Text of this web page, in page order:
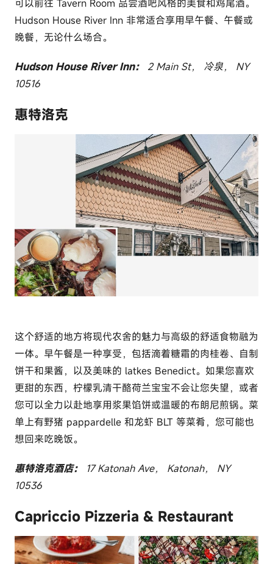
可以前往 Tavern Room 品尝酒吧风格的美食和鸡尾酒。
Hudson House River Inn 非常适合享用早午餐、午餐或
晚餐，无论什么场合。
Hudson House River Inn： 2 Main St， 冷泉， NY
10516
惠特洛克
这个舒适的地方将现代农舍的魅力与高级的舒适食物融为
一体。早午餐是一种享受，包括滴着糖霜的肉桂卷、自制
饼干和果酱，以及美味的 latkes Benedict。如果您喜欢
更甜的东西，柠檬乳清干酪荷兰宝宝不会让您失望，或者
您可以全力以赴地享用浆果馅饼或温暖的布朗尼煎锅。菜
单上有野猪 pappardelle 和龙虾 BLT 等菜肴，您可能也
想回来吃晚饭。
惠特洛克酒店：
17 Katonah Ave， Katonah， NY
10536
Capriccio Pizzeria & Restaurant